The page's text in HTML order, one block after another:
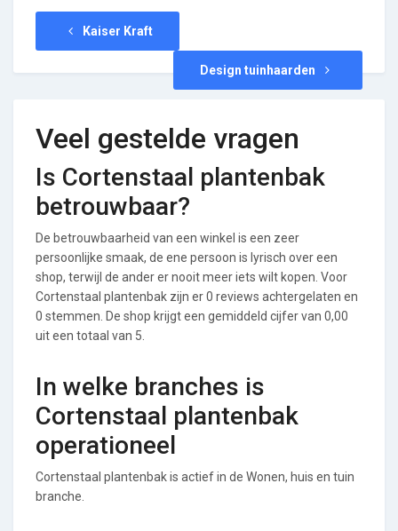
Kaiser Kraft
Design tuinhaarden
Veel gestelde vragen
Is Cortenstaal plantenbak
betrouwbaar?
De betrouwbaarheid van een winkel is een zeer
persoonlijke smaak, de ene persoon is lyrisch over een
shop, terwijl de ander er nooit meer iets wilt kopen. Voor
Cortenstaal plantenbak zijn er 0 reviews achtergelaten en
0 stemmen. De shop krijgt een gemiddeld cijfer van 0,00
uit een totaal van 5.
In welke branches is
Cortenstaal plantenbak
operationeel
Cortenstaal plantenbak is actief in de Wonen, huis en tuin
branche.